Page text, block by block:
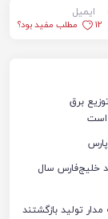
ایمیل
12
مطلب مفید بود؟
برق
است
بیدبلند خلیج‌فارس سال